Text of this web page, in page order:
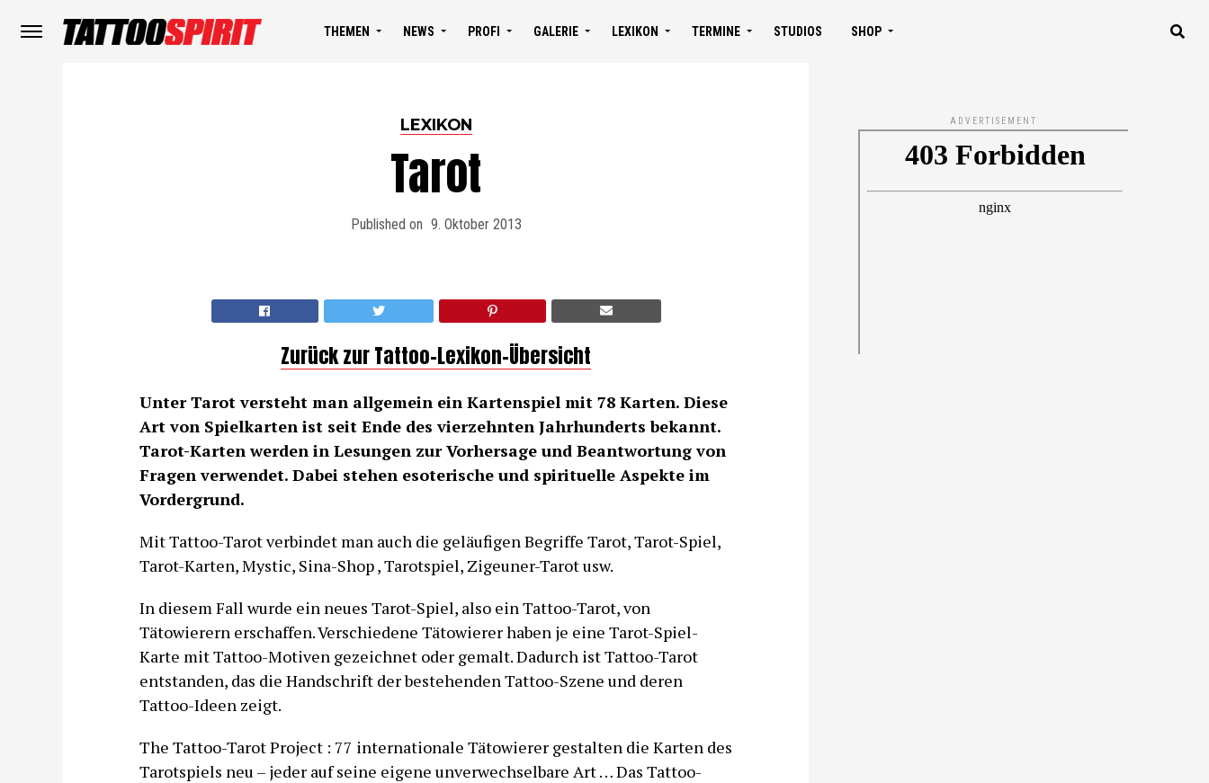
THEMEN NEWS PROFI GALERIE LEXIKON TERMINE STUDIOS SHOP
LEXIKON
Tarot
Published on 9. Oktober 2013
Zurück zur Tattoo-Lexikon-Übersicht
Unter Tarot versteht man allgemein ein Kartenspiel mit 78 Karten. Diese
Art von Spielkarten ist seit Ende des vierzehnten Jahrhunderts bekannt.
Tarot-Karten werden in Lesungen zur Vorhersage und Beantwortung von
Fragen verwendet. Dabei stehen esoterische und spirituelle Aspekte im
Vordergrund.
Mit Tattoo-Tarot verbindet man auch die geläufigen Begriffe Tarot, Tarot-Spiel,
Tarot-Karten, Mystic, Sina-Shop , Tarotspiel, Zigeuner-Tarot usw.
In diesem Fall wurde ein neues Tarot-Spiel, also ein Tattoo-Tarot, von
Tätowierern erschaffen. Verschiedene Tätowierer haben je eine Tarot-Spiel-
Karte mit Tattoo-Motiven gezeichnet oder gemalt. Dadurch ist Tattoo-Tarot
entstanden, das die Handschrift der bestehenden Tattoo-Szene und deren
Tattoo-Ideen zeigt.
The Tattoo-Tarot Project : 77 internationale Tätowierer gestalten die Karten des
Tarotspiels neu – jeder auf seine eigene unverwechselbare Art … Das Tattoo-
ADVERTISEMENT